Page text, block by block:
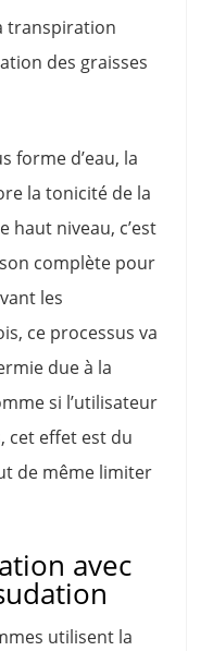
transpiration
des graisses
forme d’eau, la
la tonicité de la
haut niveau, c’est
complète pour
les
ce processus va
due à la
si l’utilisateur
cet effet est du
de même limiter
avec
utilisent la